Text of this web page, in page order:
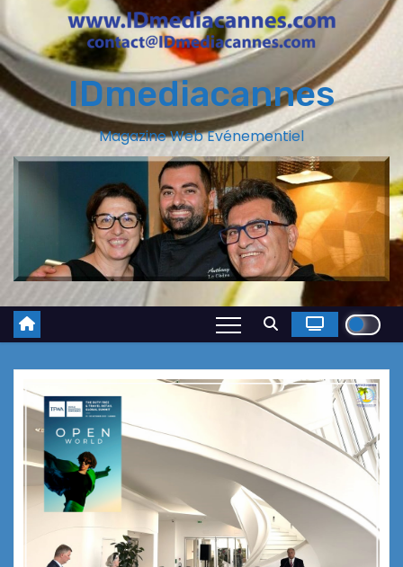
IDmediacannes
Magazine Web Evénementiel